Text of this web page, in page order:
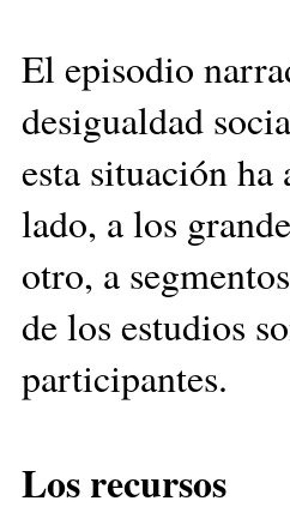
El episodio
desigualdad
esta situación
lado, a los
otro, a
de los estudios
participantes.
Los recursos